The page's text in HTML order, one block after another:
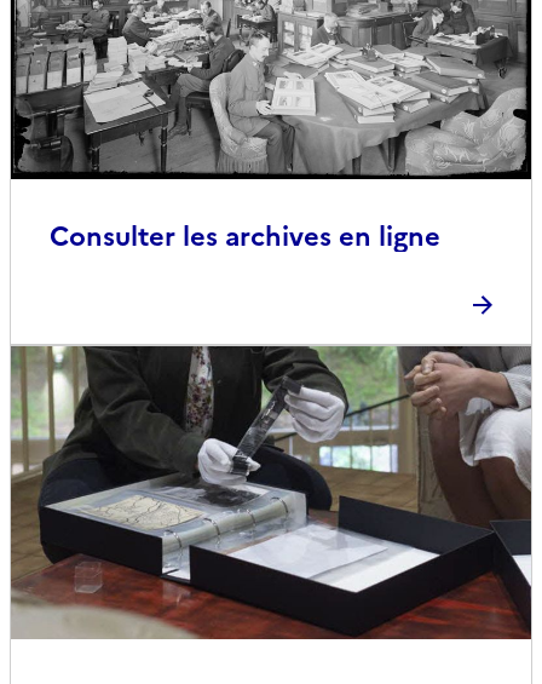
Consulter les archives en ligne